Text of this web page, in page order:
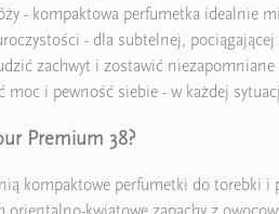
- kompaktowa perfumetka idealnie
- dla subtelnej,
zachwyt i zostawić niezapomniane
moc i pewność siebie - w każdej
Premium 38?
kompaktowe perfumetki do torebki i